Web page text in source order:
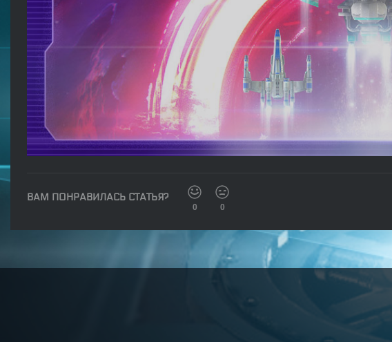
ВАМ ПОНРАВИЛАСЬ СТАТЬЯ?
0 0